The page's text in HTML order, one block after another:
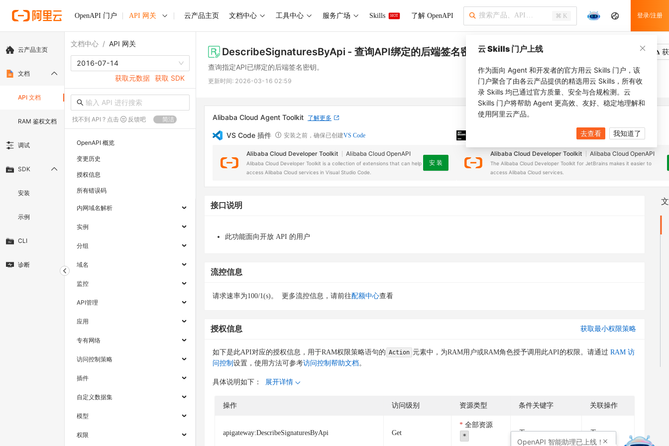
OpenAPI 门户 API 网关 云产品主页 文档中心 工具中心 服务广场 Skills HOT 了解 OpenAPI ⌘ K 登录/注册
云产品主页
文档
API 文档
RAM 鉴权文档
调试
SDK
安装
示例
CLI
诊断
文档中心 / API 网关
2016-07-14
获取元数据 获取 SDK
找不到 API ? 点击 反馈吧 简洁
OpenAPI 概览
变更历史
授权信息
所有错误码
内网域名解析
实例
分组
域名
监控
API管理
应用
专有网络
访问控制策略
插件
自定义数据集
模型
权限
DescribeSignaturesByApi - 查询API绑定的后端签名密钥
查询指定API已绑定的后端签名密钥。
更新时间: 2026-03-16 02:59
Alibaba Cloud Agent Toolkit 了解更多
VS Code 插件 安装之前，确保已创建VS Code
Alibaba Cloud Developer Toolkit Alibaba Cloud OpenAPI
Alibaba Cloud Developer Toolkit is a collection of extensions that can help
access Alibaba Cloud services in Visual Studio Code.
安 装
安装之前，确保已创建JetBrains IDE
Alibaba Cloud Developer Toolkit Alibaba Cloud OpenAPI
The Alibaba Cloud Developer Toolkit for JetBrains makes it easier to
access Alibaba Cloud services.
接口说明
此功能面向开放 API 的用户
流控信息
请求速率为100/1(s)。 更多流控信息，请前往配额中心查看
授权信息 获取最小权限策略
如下是此API对应的授权信息，用于RAM权限策略语句的 Action 元素中，为RAM用户或RAM角色授予调用此API的权限。请通过 RAM 访
问控制 设置，使用方法可参考访问控制帮助文档。
具体说明如下： 展开详情
操作 访问级别 资源类型 条件关键字 关联操作
apigateway:DescribeSignaturesByApi Get
全部资源
* 无 无
云 Skills 门户上线
作为面向 Agent 和开发者的官方用云 Skills 门户，该
门户聚合了由各云产品提供的精选用云 Skills，所有收
录 Skills 均已通过官方质量、安全与合规检测。云
Skills 门户将帮助 Agent 更高效、友好、稳定地理解和
使用阿里云产品。
去查看 我知道了
OpenAPI 智能助理已上线！